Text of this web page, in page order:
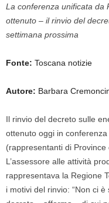
La conferenza unificata da
ottenuto – il rinvio del
settimana prossima
Fonte: Toscana notizie
Autore: Barbara
Il rinvio del decreto sulle
ottenuto oggi in
(rappresentanti di Province
L’assessore alle attività
rappresentava la Regione
i motivi del rinvio: “Non ci